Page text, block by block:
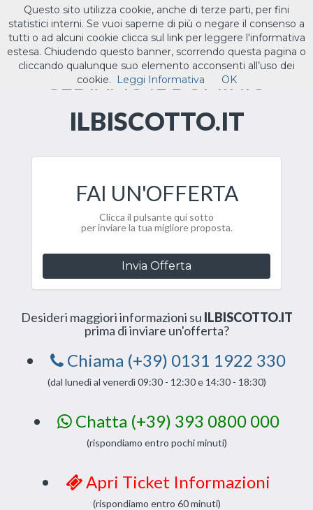
Toggle
ILTUO.IT
CEDIAMO IL DOMINIO
ILBISCOTTO.IT
FAI UN'OFFERTA
Clicca il pulsante qui sotto
per inviare la tua migliore proposta.
Invia Offerta
Desideri maggiori informazioni su ILBISCOTTO.IT
prima di inviare un'offerta?
Chiama (+39) 0131 1922 330
(dal lunedì al venerdì 09:30 - 12:30 e 14:30 - 18:30)
Chatta (+39) 393 0800 000
(rispondiamo entro pochi minuti)
Apri Ticket Informazioni
(rispondiamo entro 60 minuti)
Questo sito utilizza cookie, anche di terze parti, per fini
statistici interni. Se vuoi saperne di più o negare il consenso a
tutti o ad alcuni cookie clicca sul link per leggere l'informativa
estesa. Chiudendo questo banner, scorrendo questa pagina o
cliccando qualunque suo elemento acconsenti all’uso dei
cookie.
Leggi Informativa OK